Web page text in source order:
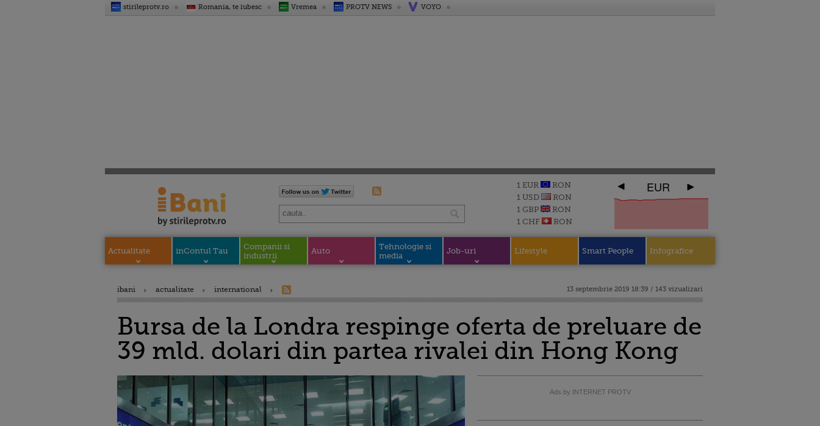
stirileprotv.ro Romania, te iubesc Vremea PROTV NEWS VOYO
1 EUR
RON
1 USD
RON
1 GBP
RON
1 CHF
RON
EUR
Actualitate inContul Tau
Companii si
industrii
Auto
Tehnologie si
media
Job-uri Lifestyle Smart People Infografice
ibani actualitate international 13 septembrie 2019 18:39 / 143 vizualizari
Bursa de la Londra respinge oferta de preluare de
39 mld. dolari din partea rivalei din Hong Kong
Ads by INTERNET PROTV